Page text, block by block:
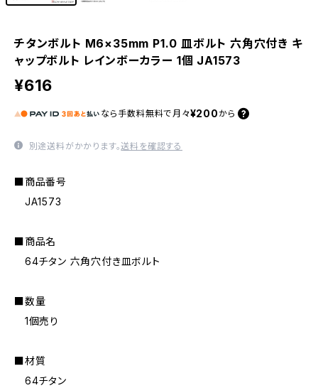
チタンボルト M6×35mm P1.0 皿ボルト 六角穴付き キ
ャップボルト レインボーカラー 1個 JA1573
¥616
なら 手数料無料で 月々¥200 から
別途送料がかかります。送料を確認する
■商品番号
JA1573
■商品名
64チタン 六角穴付き皿ボルト
■数量
1個売り
■材質
64チタン